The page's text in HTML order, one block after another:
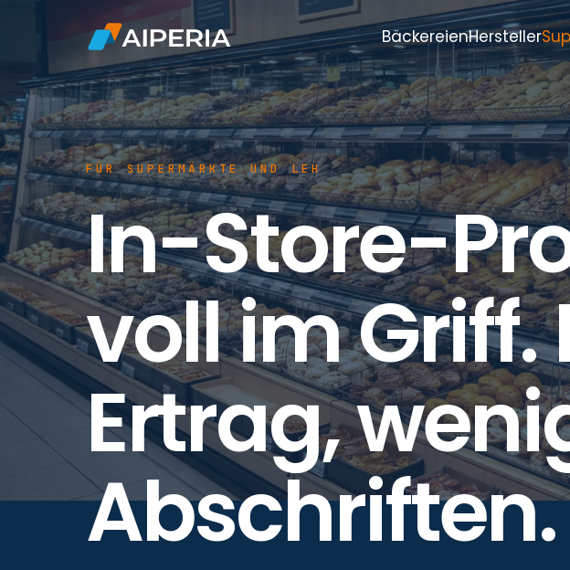
BäckereienHersteller
FÜR SUPERMÄRKTE UND LEH
In-Store-
voll im Griff.
Ertrag,
Abschriften.